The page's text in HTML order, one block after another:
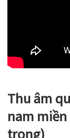
Thu âm
nam
trọng)